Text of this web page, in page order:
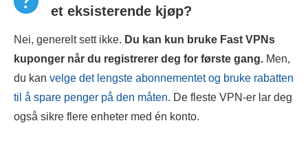
et eksisterende kjøp?
Nei, generelt sett ikke. Du kan kun bruke Fast VPNs
kuponger når du registrerer deg for første gang. Men,
du kan velge det lengste abonnementet og bruke rabatten
til å spare penger på den måten. De fleste VPN-er lar deg
også sikre flere enheter med én konto.